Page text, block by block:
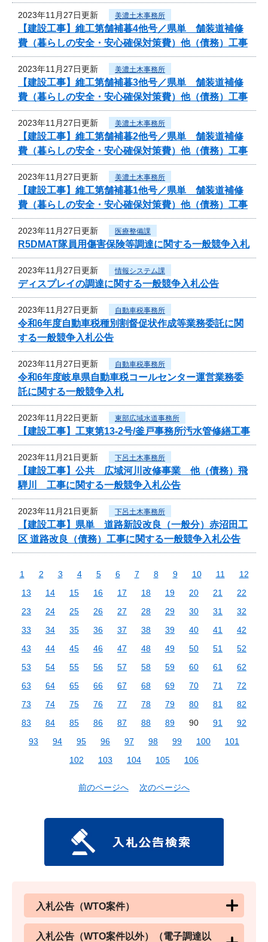
2023年11月27日更新 美濃土木事務所
【建設工事】維工第舗補暮4他号／県単 舗装道補修
費（暮らしの安全・安心確保対策費）他（債務）工事
2023年11月27日更新 美濃土木事務所
【建設工事】維工第舗補暮3他号／県単 舗装道補修
費（暮らしの安全・安心確保対策費）他（債務）工事
2023年11月27日更新 美濃土木事務所
【建設工事】維工第舗補暮2他号／県単 舗装道補修
費（暮らしの安全・安心確保対策費）他（債務）工事
2023年11月27日更新 美濃土木事務所
【建設工事】維工第舗補暮1他号／県単 舗装道補修
費（暮らしの安全・安心確保対策費）他（債務）工事
2023年11月27日更新 医療整備課
R5DMAT隊員用傷害保険等調達に関する一般競争入札
2023年11月27日更新 情報システム課
ディスプレイの調達に関する一般競争入札公告
2023年11月27日更新 自動車税事務所
令和6年度自動車税種別割督促状作成等業務委託に関
する一般競争入札公告
2023年11月27日更新 自動車税事務所
令和6年度岐阜県自動車税コールセンター運営業務委
託に関する一般競争入札
2023年11月22日更新 東部広域水道事務所
【建設工事】工東第13-2号/釜戸事務所汚水管修繕工事
2023年11月21日更新 下呂土木事務所
【建設工事】公共 広域河川改修事業 他（債務）飛
騨川 工事に関する一般競争入札公告
2023年11月21日更新 下呂土木事務所
【建設工事】県単 道路新設改良（一般分）赤沼田工
区 道路改良（債務）工事に関する一般競争入札公告
1 2 3 4 5 6 7 8 9 10 11
12
13
14 15 16 17 18 19 20 21
22
23
24 25 26 27 28 29 30 31
32
33
34 35 36 37 38 39 40 41
42
43
44 45 46 47 48 49 50 51
52
53
54 55 56 57 58 59 60 61
62
63
64 65 66 67 68 69 70 71
72
73
74 75 76 77 78 79 80 81
82
83
84 85 86 87 88 89 90 91
92
93
94 95 96 97 98 99 100
101
102
103 104 105 106
前のページへ 次のページへ
入札公告（WTO案件）
入札公告（WTO案件以外）（電子調達以